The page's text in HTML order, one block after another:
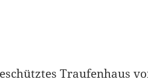
Traufenhaus